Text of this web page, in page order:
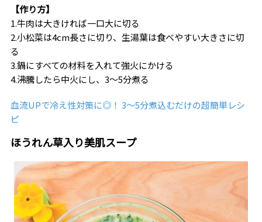
【作り方】
1.牛肉は大きければ一口大に切る
2.小松菜は4cm長さに切り、生湯葉は食べやすい大きさに切
る
3.鍋にすべての材料を入れて強火にかける
4.沸騰したら中火にし、3～5分煮る
血流UPで冷え性対策に◎！ 3～5分煮込むだけの超簡単レシ
ピ
ほうれん草入り美肌スープ